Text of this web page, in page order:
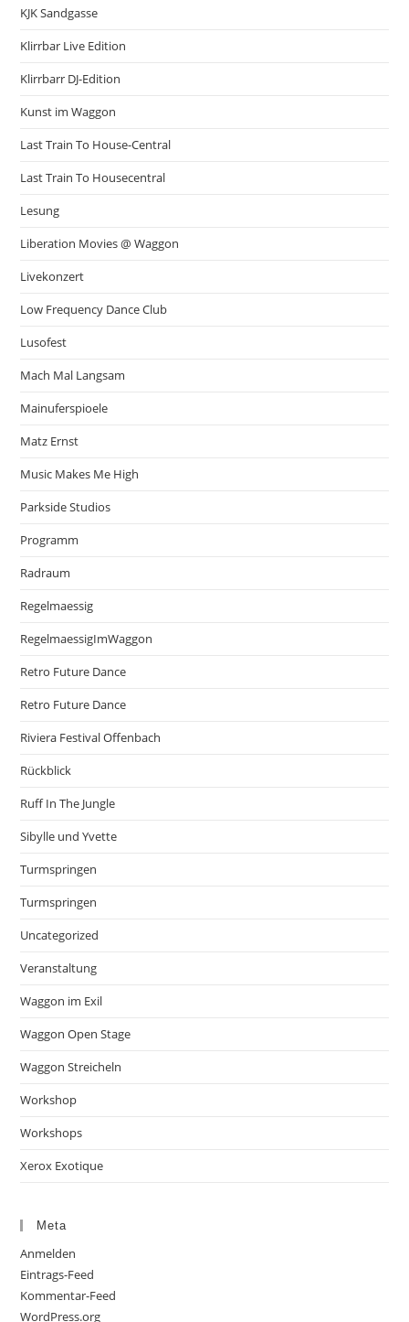
KJK Sandgasse
Klirrbar Live Edition
Klirrbarr DJ-Edition
Kunst im Waggon
Last Train To House-Central
Last Train To Housecentral
Lesung
Liberation Movies @ Waggon
Livekonzert
Low Frequency Dance Club
Lusofest
Mach Mal Langsam
Mainuferspioele
Matz Ernst
Music Makes Me High
Parkside Studios
Programm
Radraum
Regelmaessig
RegelmaessigImWaggon
Retro Future Dance
Retro Future Dance
Riviera Festival Offenbach
Rückblick
Ruff In The Jungle
Sibylle und Yvette
Turmspringen
Turmspringen
Uncategorized
Veranstaltung
Waggon im Exil
Waggon Open Stage
Waggon Streicheln
Workshop
Workshops
Xerox Exotique
Meta
Anmelden
Eintrags-Feed
Kommentar-Feed
WordPress.org